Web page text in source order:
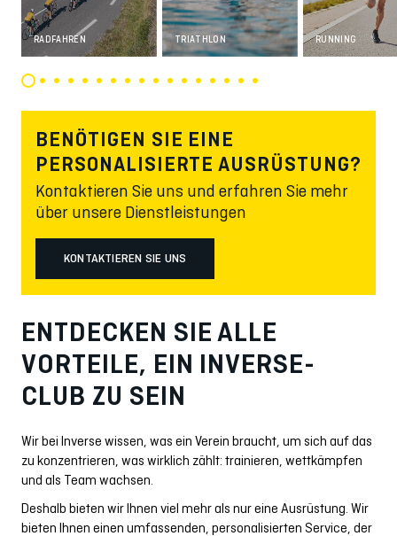
RADFAHREN TRIATHLON RUNNING
BENÖTIGEN SIE EINE
PERSONALISIERTE AUSRÜSTUNG?
Kontaktieren Sie uns und erfahren Sie mehr
über unsere Dienstleistungen
KONTAKTIEREN SIE UNS
ENTDECKEN SIE ALLE
VORTEILE, EIN INVERSE-
CLUB ZU SEIN
Wir bei Inverse wissen, was ein Verein braucht, um sich auf das
zu konzentrieren, was wirklich zählt: trainieren, wettkämpfen
und als Team wachsen.
Deshalb bieten wir Ihnen viel mehr als nur eine Ausrüstung. Wir
bieten Ihnen einen umfassenden, personalisierten Service, der